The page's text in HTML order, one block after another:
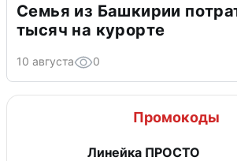
Семья из Башкирии
тысяч на курорте
10 августа 0
Промокоды
Линейка ПРОСТО